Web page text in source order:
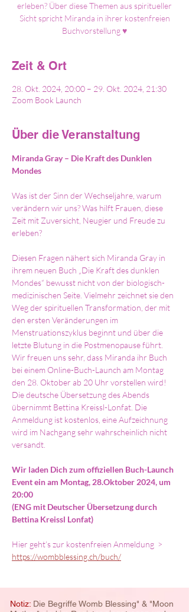
erleben? Über diese Themen aus spiritueller
Sicht spricht Miranda in ihrer kostenfreien
Buchvorstellung ♥
Zeit & Ort
28. Okt. 2024, 20:00 – 29. Okt. 2024, 21:30
Zoom Book Launch
Über die Veranstaltung
Miranda Gray – Die Kraft des Dunklen
Mondes
Was ist der Sinn der Wechseljahre, warum
verändern wir uns? Was hilft Frauen, diese
Zeit mit Zuversicht, Neugier und Freude zu
erleben?
Diesen Fragen nähert sich Miranda Gray in
ihrem neuen Buch „Die Kraft des dunklen
Mondes“ bewusst nicht von der biologisch-
medizinischen Seite. Vielmehr zeichnet sie den
Weg der spirituellen Transformation, der mit
den ersten Veränderungen im
Menstruationszyklus beginnt und über die
letzte Blutung in die Postmenopause führt.
Wir freuen uns sehr, dass Miranda ihr Buch
bei einem Online-Buch-Launch am Montag
den 28. Oktober ab 20 Uhr vorstellen wird!
Die deutsche Übersetzung des Abends
übernimmt Bettina Kreissl-Lonfat. Die
Anmeldung ist kostenlos, eine Aufzeichnung
wird im Nachgang sehr wahrscheinlich nicht
versandt.
Wir laden Dich zum offiziellen Buch-Launch
Event ein am Montag, 28.Oktober 2024, um
20:00
(ENG mit Deutscher Übersetzung durch
Bettina Kreissl Lonfat)
Hier geht’s zur kostenfreien Anmeldung  >
https://wombblessing.ch/buch/
Notiz: Die Begriffe Womb Blessing" & "Moon